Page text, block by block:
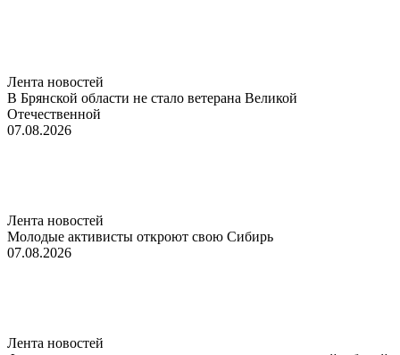
Лента новостей
В Брянской области не стало ветерана Великой
Отечественной
07.08.2026
Лента новостей
Молодые активисты откроют свою Сибирь
07.08.2026
Лента новостей